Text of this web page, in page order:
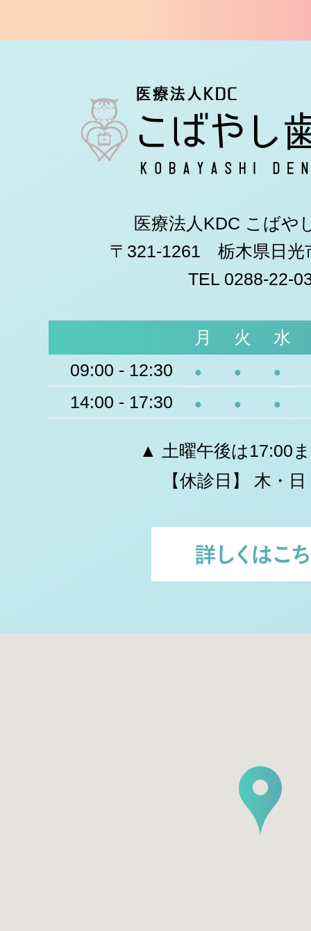
医療法人KDC こばや
〒321-1261 栃木県日光
TEL 0288-22-
月 火
水
09:00 - 12:30
● ● ●
14:00 - 17:30 ● ● ●
▲ 土曜午後は17:00
【休診日】 木・